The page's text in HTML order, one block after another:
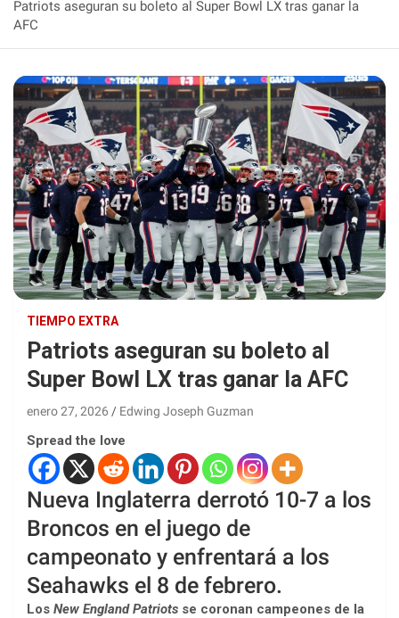
Patriots aseguran su boleto al Super Bowl LX tras ganar la
AFC
TIEMPO EXTRA
Patriots aseguran su boleto al
Super Bowl LX tras ganar la AFC
enero 27, 2026 Edwing Joseph Guzman
Spread the love
Nueva Inglaterra derrotó 10-7 a los
Broncos en el juego de
campeonato y enfrentará a los
Seahawks el 8 de febrero.
Los New England Patriots se coronan campeones de la